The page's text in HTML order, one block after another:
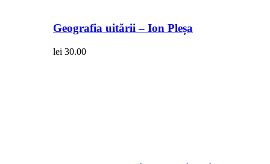
Geografia uitării – Ion Pleșa
lei 30.00